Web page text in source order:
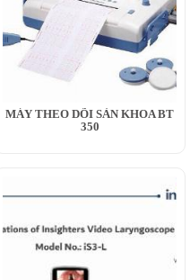
MÁY THEO DÕI SẢN KHOA BT
350